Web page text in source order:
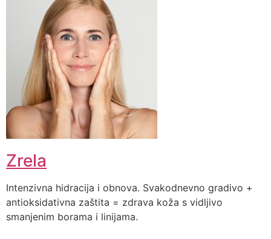
Zrela
Intenzivna hidracija i obnova. Svakodnevno gradivo +
antioksidativna zaštita = zdrava koža s vidljivo
smanjenim borama i linijama.